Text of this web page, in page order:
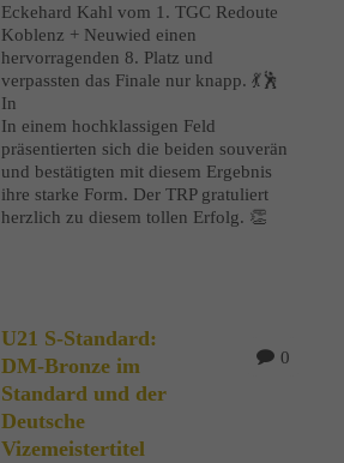
Eckehard Kahl vom 1. TGC Redoute
Koblenz + Neuwied einen
hervorragenden 8. Platz und
verpassten das Finale nur knapp. 💃🕺
In
In einem hochklassigen Feld
präsentierten sich die beiden souverän
und bestätigten mit diesem Ergebnis
ihre starke Form. Der TRP gratuliert
herzlich zu diesem tollen Erfolg. 👏
0
U21 S-Standard:
DM-Bronze im
Standard und der
Deutsche
Vizemeistertitel